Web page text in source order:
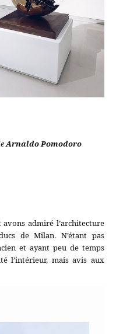
Arnaldo Pomodoro
admiré l’architecture
de Milan. N’étant pas
et ayant peu de temps
l’intérieur, mais avis aux